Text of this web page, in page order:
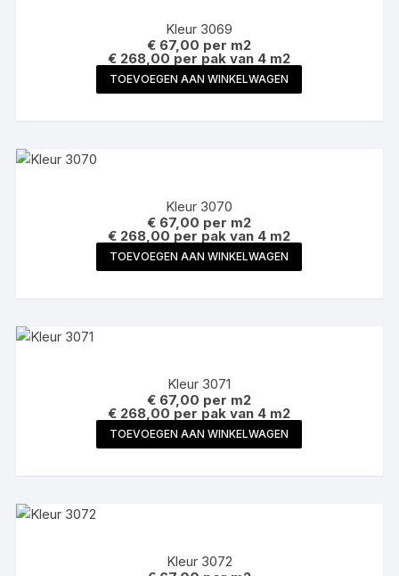
Kleur 3069
€ 67,00 per m2
€ 268,00 per pak van 4 m2
TOEVOEGEN AAN WINKELWAGEN
Kleur 3070
€ 67,00 per m2
€ 268,00 per pak van 4 m2
TOEVOEGEN AAN WINKELWAGEN
Kleur 3071
€ 67,00 per m2
€ 268,00 per pak van 4 m2
TOEVOEGEN AAN WINKELWAGEN
Kleur 3072